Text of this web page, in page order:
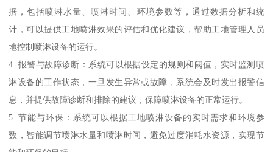
据，包括喷淋水量、喷淋时间、环境参数等，通过数据分析和统
计，可以提供工地喷淋效果的评估和优化建议，帮助工地管理人员
地控制喷淋设备的运行。
4. 报警与故障诊断：系统可以根据设定的规则和阈值，实时监测喷
淋设备的工作状态，一旦发生异常或故障，系统会及时发出报警信
息，并提供故障诊断和排除的建议，保障喷淋设备的正常运行。
5. 节能与环保：系统可以根据工地喷淋设备的实时需求和环境参
数，智能调节喷淋水量和喷淋时间，避免过度消耗水资源，实现节